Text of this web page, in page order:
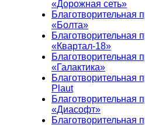
«Дорожная сеть»
Благотворительная
«Болта»
Благотворительная
«Квартал-18»
Благотворительная
«Галактика»
Благотворительная
Plaut
Благотворительная
«Диасофт»
Благотворительная